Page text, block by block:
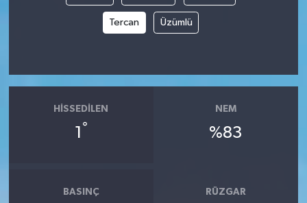
Tercan Üzümlü
HISSEDILEN
1 °
NEM
%83
BASINÇ RÜZGAR
Tüm Makaleler
Videolu Haberler
Son Dakika